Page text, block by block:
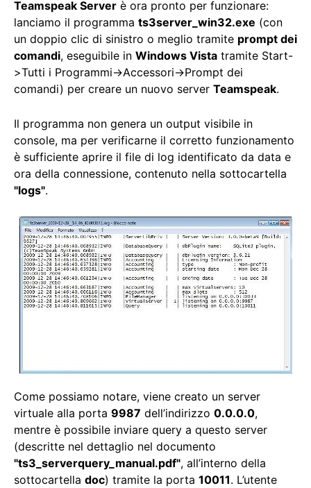
Teamspeak Server è ora pronto per funzionare:
lanciamo il programma ts3server_win32.exe (con
un doppio clic di sinistro o meglio tramite prompt dei
comandi, eseguibile in Windows Vista tramite Start-
>Tutti i Programmi->Accessori->Prompt dei
comandi) per creare un nuovo server Teamspeak.
Il programma non genera un output visibile in
console, ma per verificarne il corretto funzionamento
è sufficiente aprire il file di log identificato da data e
ora della connessione, contenuto nella sottocartella
"logs".
Come possiamo notare, viene creato un server
virtuale alla porta 9987 dell’indirizzo 0.0.0.0,
mentre è possibile inviare query a questo server
(descritte nel dettaglio nel documento
"ts3_serverquery_manual.pdf", all’interno della
sottocartella doc) tramite la porta 10011. L’utente